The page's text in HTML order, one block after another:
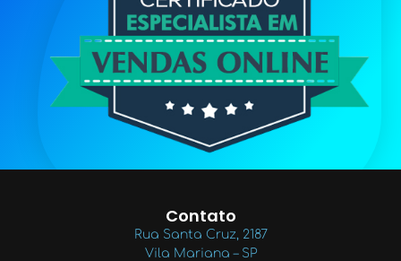
Contato
Rua Santa Cruz, 2187
Vila Mariana – SP